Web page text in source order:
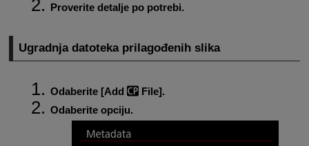
Proverite detalje po potrebi.
Ugradnja datoteka prilagođenih slika
Odaberite [Add File].
Odaberite opciju.